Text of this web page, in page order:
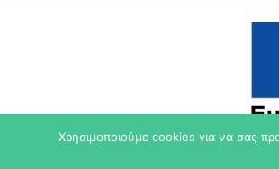
Χρησιμοποιούμε cookies για να σας